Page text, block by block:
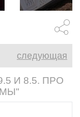
собой
бездорожья.
следующая
И 8.5. ПРО